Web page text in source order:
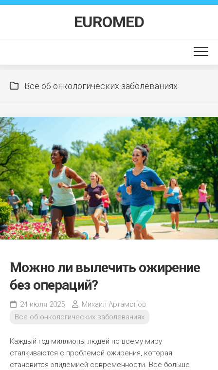
Перейти
EUROMED
Все об онкологических заболеваниях
Можно ли вылечить ожирение
без операций?
24 июля 2025
Михаил Артамонов
Все об онкологических заболеваниях
Каждый год миллионы людей по всему миру
сталкиваются с проблемой ожирения, которая
становится эпидемией современности. Все больше